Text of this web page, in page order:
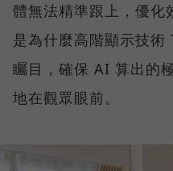
體無法精準跟上，優化
是為什麼高階顯示技
矚目，確保 AI 算出的
地在觀眾眼前。